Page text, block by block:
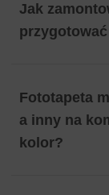
Jak
Fototapeta
a inny na
kolor?